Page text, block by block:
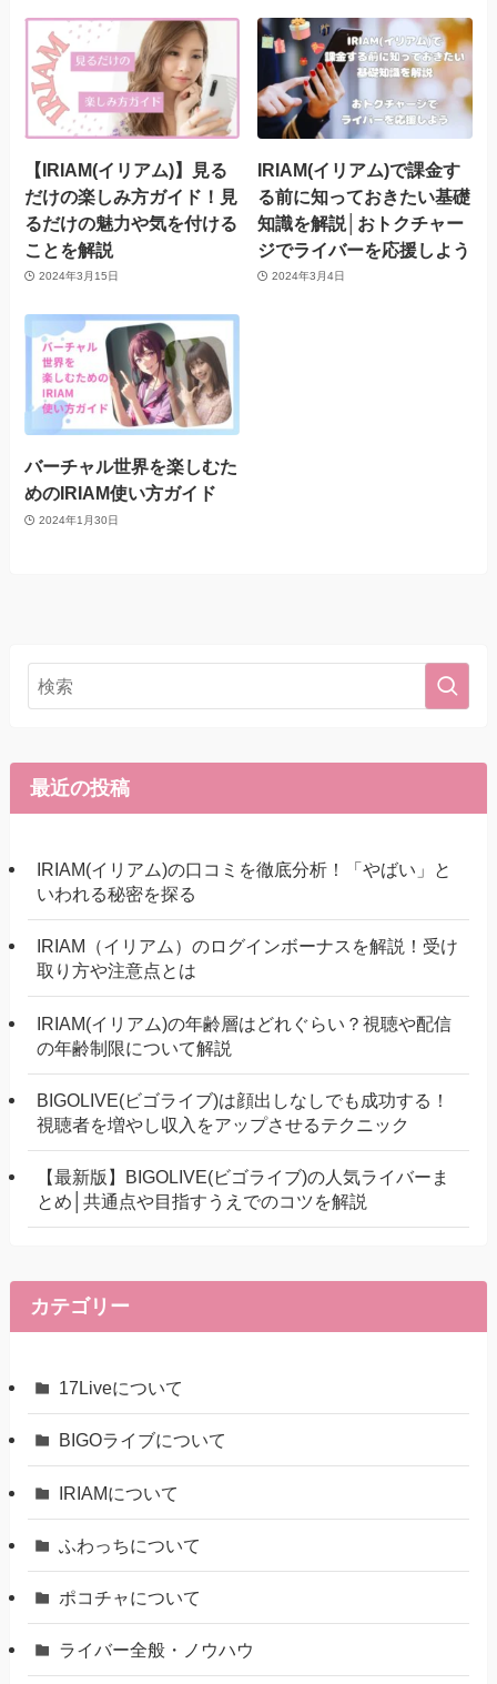
【IRIAM(イリアム)】見る
だけの楽しみ方ガイド！見
るだけの魅力や気を付ける
ことを解説
2024年3月15日
IRIAM(イリアム)で課金す
る前に知っておきたい基礎
知識を解説│おトクチャー
ジでライバーを応援しよう
2024年3月4日
バーチャル世界を楽しむた
めのIRIAM使い方ガイド
2024年1月30日
最近の投稿
IRIAM(イリアム)の口コミを徹底分析！「やばい」と
いわれる秘密を探る
IRIAM（イリアム）のログインボーナスを解説！受け
取り方や注意点とは
IRIAM(イリアム)の年齢層はどれぐらい？視聴や配信
の年齢制限について解説
BIGOLIVE(ビゴライブ)は顔出しなしでも成功する！
視聴者を増やし収入をアップさせるテクニック
【最新版】BIGOLIVE(ビゴライブ)の人気ライバーま
とめ│共通点や目指すうえでのコツを解説
カテゴリー
17Liveについて
BIGOライブについて
IRIAMについて
ふわっちについて
ポコチャについて
ライバー全般・ノウハウ